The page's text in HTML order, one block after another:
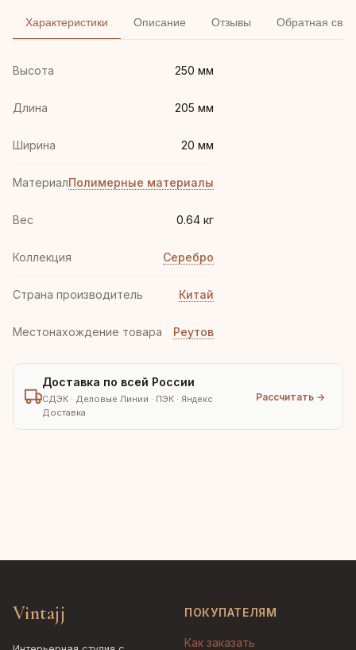
Характеристики Описание Отзывы Обратная
Высота 250 мм
Длина 205 мм
Ширина 20 мм
МатериалПолимерные материалы
Вес 0.64 кг
Коллекция Серебро
Страна производитель Китай
Местонахождение товара Реутов
Доставка по всей России
СДЭК · Деловые Линии · ПЭК · Яндекс
Доставка
Рассчитать →
Vintajj ПОКУПАТЕЛЯМ
Как заказать